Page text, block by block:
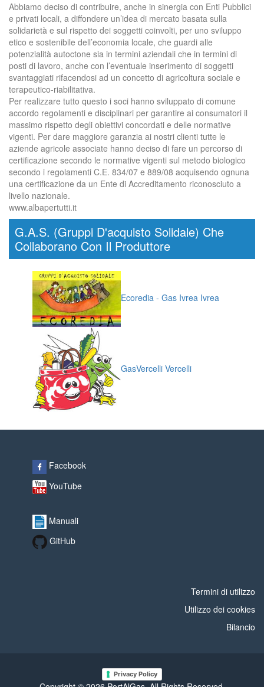
Abbiamo deciso di contribuire, anche in sinergia con Enti Pubblici
e privati locali, a diffondere un’idea di mercato basata sulla
solidarietà e sul rispetto dei soggetti coinvolti, per uno sviluppo
etico e sostenibile dell’economia locale, che guardi alle
potenzialità autoctone sia in termini aziendali che in termini di
posti di lavoro, anche con l’eventuale inserimento di soggetti
svantaggiati rifacendosi ad un concetto di agricoltura sociale e
terapeutico-riabilitativa.
Per realizzare tutto questo i soci hanno sviluppato di comune
accordo regolamenti e disciplinari per garantire ai consumatori il
massimo rispetto degli obiettivi concordati e delle normative
vigenti. Per dare maggiore garanzia ai nostri clienti tutte le
aziende agricole associate hanno deciso di fare un percorso di
certificazione secondo le normative vigenti sul metodo biologico
secondo i regolamenti C.E. 834/07 e 889/08 acquisendo ognuna
una certificazione da un Ente di Accreditamento riconosciuto a
livello nazionale.
www.albapertutti.it
G.A.S. (Gruppi D'acquisto Solidale) Che
Collaborano Con Il Produttore
Ecoredia - Gas Ivrea Ivrea
GasVercelli Vercelli
Facebook
YouTube
Manuali
GitHub
Termini di utilizzo
Utilizzo dei cookies
Bilancio
Privacy Policy